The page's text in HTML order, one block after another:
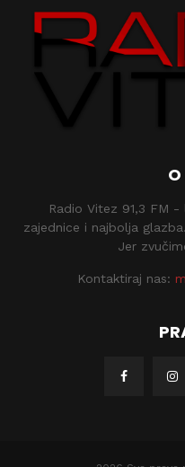
Radio Vitez 91,3 FM
zajednice i najbolja
Jer
Kontaktiraj nas: